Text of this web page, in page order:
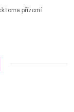
přízemí